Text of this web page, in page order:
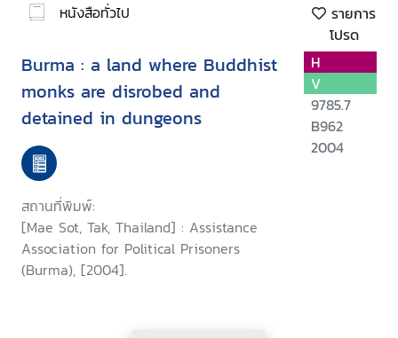
หนังสือทั่วไป
รายการ
โปรด
Burma : a land where Buddhist
monks are disrobed and
detained in dungeons
สถานที่พิมพ์:
[Mae Sot, Tak, Thailand] : Assistance
Association for Political Prisoners
(Burma), [2004].
H
V
9785.7
B962
2004